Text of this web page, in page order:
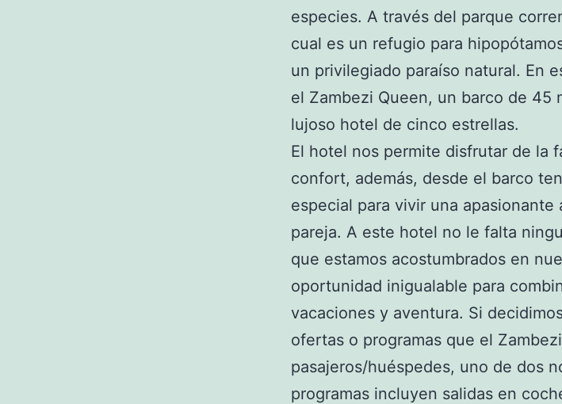
especies. A través del parque
cual es un refugio para
un privilegiado paraíso natural. En
el Zambezi Queen, un barco de 45
lujoso hotel de cinco estrellas.
El hotel nos permite disfrutar de la
confort, además, desde el barco
especial para vivir una
pareja. A este hotel no le falta
que estamos acostumbrados en
oportunidad inigualable para
vacaciones y aventura. Si
ofertas o programas que el
pasajeros/huéspedes, uno de dos
programas incluyen salidas en